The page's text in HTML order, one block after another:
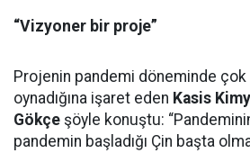
“Vizyoner bir proje”
Projenin pandemi döneminde çok
oynadığına işaret eden Kasis
Gökçe şöyle konuştu:
pandemin başladığı Çin başta